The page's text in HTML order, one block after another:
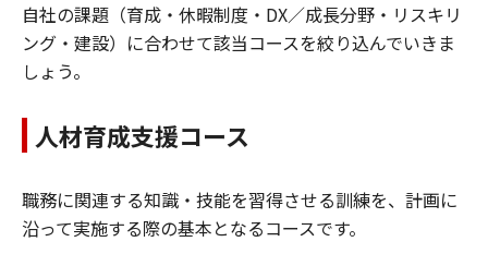
自社の課題（育成・休暇制度・DX／成長分野・リスキリ
ング・建設）に合わせて該当コースを絞り込んでいきま
しょう。
人材育成支援コース
職務に関連する知識・技能を習得させる訓練を、計画に
沿って実施する際の基本となるコースです。